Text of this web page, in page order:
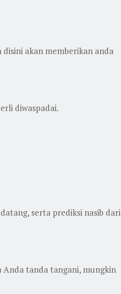
akan memberikan anda
diwaspadai.
serta prediksi nasib dari
Anda tanda tangani, mungkin